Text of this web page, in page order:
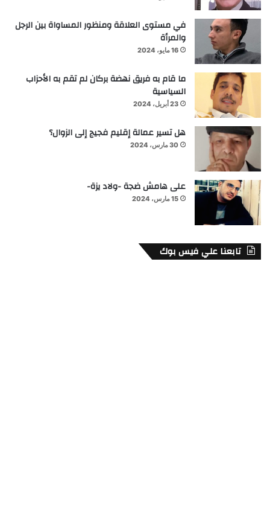
في مستوى العلاقة ومنظور المساواة بين الرجل
والمرأة
16 مايو، 2024
ما قام به فريق نهضة بركان لم تقم به الأحزاب
السياسية
23 أبريل، 2024
هل تسير عمالة إقليم فجيج إلى الزوال؟
30 مارس، 2024
على هامش ضجة -ولاد يزة-
15 مارس، 2024
تابعنا علي فيس بوك